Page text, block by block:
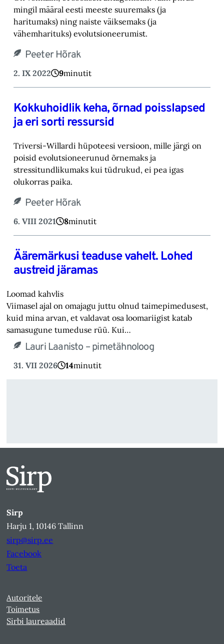
mingil määral eesti meeste suuremaks (ja
haritumaks) ning naiste väiksemaks (ja
vähemharituks) evolutsioneerumist.
Peeter Hõrak
2. IX 2022 9minutit
Kokkuhoidlik keha, õrnad poisslapsed
ja eri sorti ressursid
Triversi-Willardi hüpoteesi versioon, mille järgi on
poisid evolutsioneerunud õrnemaks ja
stressitundlikumaks kui tüdrukud, ei pea igas
olukorras paika.
Peeter Hõrak
6. VIII 2021 8minutit
Ääremärkusi teaduse vahelt. Lohed
austreid järamas
Loomad kahvlis
Viimasel ajal on omajagu juttu olnud taimepimedusest,
kuid mina arvan, et valdavat osa loomariigist katab
samasugune tumeduse rüü. Kui…
Lauri Laanisto – pimetähnoloog
31. VII 2026 14minutit
Sirp
Harju 1, 10146 Tallinn
sirp@sirp.ee
Facebook
Toeta
Autoritele
Toimetus
Sirbi laureaadid